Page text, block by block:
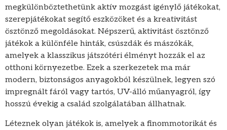
megkülönböztethetünk aktív mozgást igénylő játékokat,
szerepjátékokat segítő eszközöket és a kreativitást
ösztönző megoldásokat. Népszerű, aktivitást ösztönző
játékok a különféle hinták, csúszdák és mászókák,
amelyek a klasszikus játszótéri élményt hozzák el az
otthoni környezetbe. Ezek a szerkezetek ma már
modern, biztonságos anyagokból készülnek, legyen szó
impregnált fáról vagy tartós, UV-álló műanyagról, így
hosszú évekig a család szolgálatában állhatnak.
Léteznek olyan játékok is, amelyek a finommotorikát és